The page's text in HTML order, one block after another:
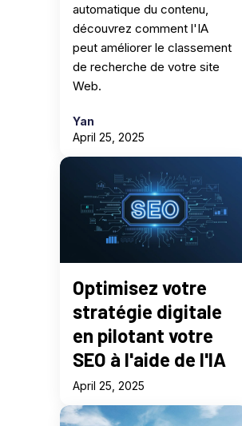
automatique du contenu,
découvrez comment l'IA
peut améliorer le classement
de recherche de votre site
Web.
Yan
April 25, 2025
Optimisez votre
stratégie digitale
en pilotant votre
SEO à l'aide de l'IA
April 25, 2025